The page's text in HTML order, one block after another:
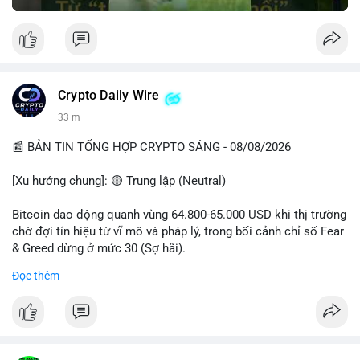
Crypto Daily Wire
33 m
📰 BẢN TIN TỔNG HỢP CRYPTO SÁNG - 08/08/2026
[Xu hướng chung]: 🟡 Trung lập (Neutral)
Bitcoin dao động quanh vùng 64.800-65.000 USD khi thị trường
chờ đợi tín hiệu từ vĩ mô và pháp lý, trong bối cảnh chỉ số Fear
& Greed dừng ở mức 30 (Sợ hãi).
- Thị trường & Giá cả: Chuỗi giao dịch cá voi BTC diễn ra dày
triệu USD lúc 08:19 UTC và 61,37 BTC (gần 4 triệu USD) lúc
Đọc thêm